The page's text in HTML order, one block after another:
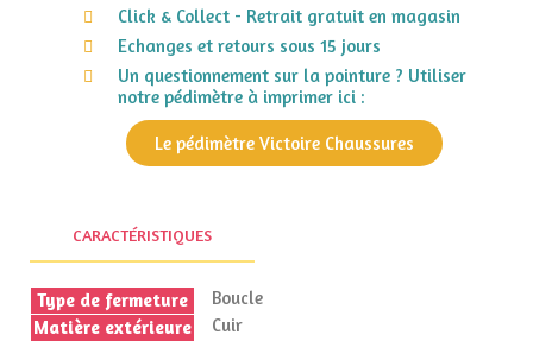
Click & Collect - Retrait gratuit en magasin
Echanges et retours sous 15 jours
Un questionnement sur la pointure ? Utiliser
notre pédimètre à imprimer ici :
Le pédimètre Victoire Chaussures
CARACTÉRISTIQUES
Type de fermeture
Boucle
Matière extérieure
Cuir